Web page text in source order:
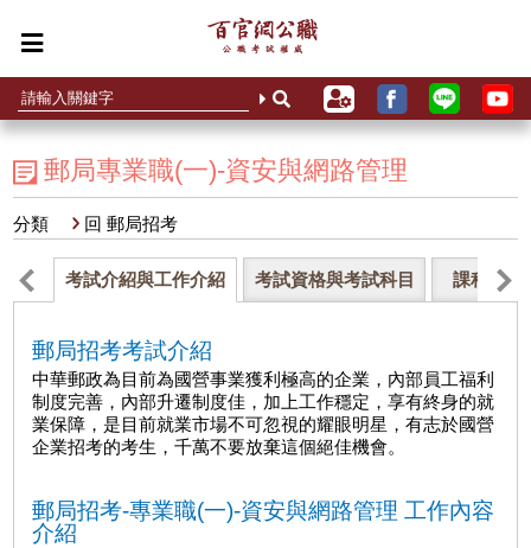
郵局專業職(一)-資安與網路管理
分類 回 郵局招考
考試介紹與工作介紹 考試資格與考試科目 課程介紹
郵局招考考試介紹
中華郵政為目前為國營事業獲利極高的企業，內部員工福利
制度完善，內部升遷制度佳，加上工作穩定，享有終身的就
業保障，是目前就業市場不可忽視的耀眼明星，有志於國營
企業招考的考生，千萬不要放棄這個絕佳機會。
郵局招考-專業職(一)-資安與網路管理 工作內容
介紹